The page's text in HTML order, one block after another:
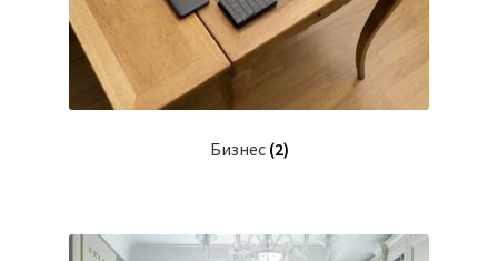
Бизнес (2)